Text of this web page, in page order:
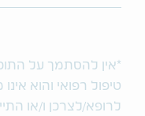
*אין להסתמך על
טיפול רפואי והוא
לרופא/לצרכן ו/או